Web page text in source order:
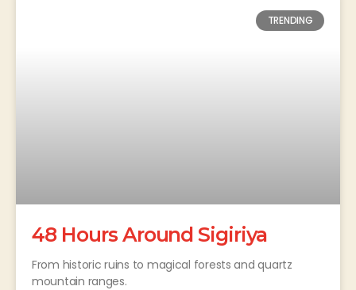
TRENDING
48 Hours Around Sigiriya
From historic ruins to magical forests and quartz
mountain ranges.